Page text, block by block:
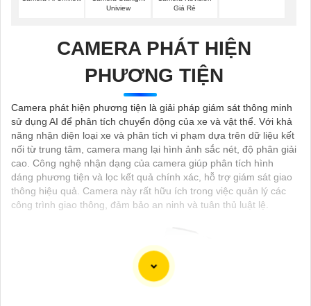
Uniview
Giá Rẻ
CAMERA PHÁT HIỆN
PHƯƠNG TIỆN
Camera phát hiện phương tiện là giải pháp giám sát thông minh
sử dụng AI để phân tích chuyển động của xe và vật thể. Với khả
năng nhận diện loại xe và phân tích vi phạm dựa trên dữ liệu kết
nối từ trung tâm, camera mang lại hình ảnh sắc nét, độ phân giải
cao. Công nghệ nhận dạng của camera giúp phân tích hình
dáng phương tiện và lọc kết quả chính xác, hỗ trợ giám sát giao
thông hiệu quả. Camera này rất hữu ích trong việc quản lý các
công trình giao thông, đảm bảo an ninh và tuân thủ luật lệ.